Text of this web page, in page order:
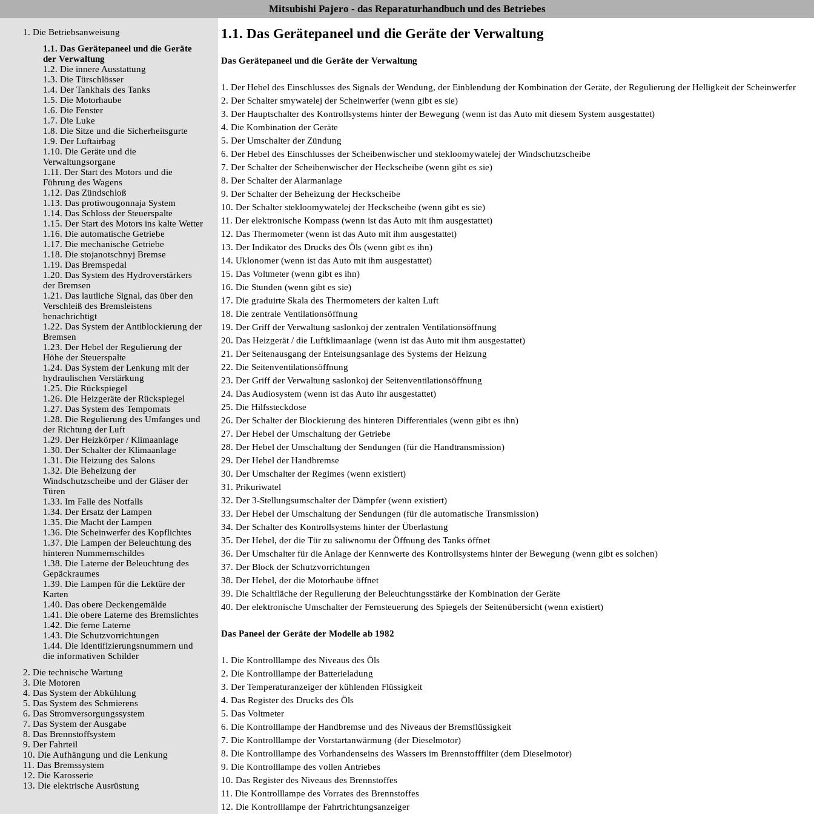
Mitsubishi Pajero - das Reparaturhandbuch und des Betriebes
1. Die Betriebsanweisung
1.1. Das Gerätepaneel und die Geräte
der Verwaltung
1.2. Die innere Ausstattung
1.3. Die Türschlösser
1.4. Der Tankhals des Tanks
1.5. Die Motorhaube
1.6. Die Fenster
1.7. Die Luke
1.8. Die Sitze und die Sicherheitsgurte
1.9. Der Luftairbag
1.10. Die Geräte und die
Verwaltungsorgane
1.11. Der Start des Motors und die
Führung des Wagens
1.12. Das Zündschloß
1.13. Das protiwougonnaja System
1.14. Das Schloss der Steuerspalte
1.15. Der Start des Motors ins kalte Wetter
1.16. Die automatische Getriebe
1.17. Die mechanische Getriebe
1.18. Die stojanotschnyj Bremse
1.19. Das Bremspedal
1.20. Das System des Hydroverstärkers
der Bremsen
1.21. Das lautliche Signal, das über den
Verschleiß des Bremsleistens
benachrichtigt
1.22. Das System der Antiblockierung der
Bremsen
1.23. Der Hebel der Regulierung der
Höhe der Steuerspalte
1.24. Das System der Lenkung mit der
hydraulischen Verstärkung
1.25. Die Rückspiegel
1.26. Die Heizgeräte der Rückspiegel
1.27. Das System des Tempomats
1.28. Die Regulierung des Umfanges und
der Richtung der Luft
1.29. Der Heizkörper / Klimaanlage
1.30. Der Schalter der Klimaanlage
1.31. Die Heizung des Salons
1.32. Die Beheizung der
Windschutzscheibe und der Gläser der
Türen
1.33. Im Falle des Notfalls
1.34. Der Ersatz der Lampen
1.35. Die Macht der Lampen
1.36. Die Scheinwerfer des Kopflichtes
1.37. Die Lampen der Beleuchtung des
hinteren Nummernschildes
1.38. Die Laterne der Beleuchtung des
Gepäckraumes
1.39. Die Lampen für die Lektüre der
Karten
1.40. Das obere Deckengemälde
1.41. Die obere Laterne des Bremslichtes
1.42. Die ferne Laterne
1.43. Die Schutzvorrichtungen
1.44. Die Identifizierungsnummern und
die informativen Schilder
2. Die technische Wartung
3. Die Motoren
4. Das System der Abkühlung
5. Das System des Schmierens
6. Das Stromversorgungssystem
7. Das System der Ausgabe
8. Das Brennstoffsystem
9. Der Fahrteil
10. Die Aufhängung und die Lenkung
11. Das Bremssystem
12. Die Karosserie
13. Die elektrische Ausrüstung
1.1. Das Gerätepaneel und die Geräte der Verwaltung
Das Gerätepaneel und die Geräte der Verwaltung
1. Der Hebel des Einschlusses des Signals der Wendung, der Einblendung der Kombination der Geräte, der Regulierung der Helligkeit der Scheinwerfer
2. Der Schalter smywatelej der Scheinwerfer (wenn gibt es sie)
3. Der Hauptschalter des Kontrollsystems hinter der Bewegung (wenn ist das Auto mit diesem System ausgestattet)
4. Die Kombination der Geräte
5. Der Umschalter der Zündung
6. Der Hebel des Einschlusses der Scheibenwischer und stekloomywatelej der Windschutzscheibe
7. Der Schalter der Scheibenwischer der Heckscheibe (wenn gibt es sie)
8. Der Schalter der Alarmanlage
9. Der Schalter der Beheizung der Heckscheibe
10. Der Schalter stekloomywatelej der Heckscheibe (wenn gibt es sie)
11. Der elektronische Kompass (wenn ist das Auto mit ihm ausgestattet)
12. Das Thermometer (wenn ist das Auto mit ihm ausgestattet)
13. Der Indikator des Drucks des Öls (wenn gibt es ihn)
14. Uklonomer (wenn ist das Auto mit ihm ausgestattet)
15. Das Voltmeter (wenn gibt es ihn)
16. Die Stunden (wenn gibt es sie)
17. Die graduirte Skala des Thermometers der kalten Luft
18. Die zentrale Ventilationsöffnung
19. Der Griff der Verwaltung saslonkoj der zentralen Ventilationsöffnung
20. Das Heizgerät / die Luftklimaanlage (wenn ist das Auto mit ihm ausgestattet)
21. Der Seitenausgang der Enteisungsanlage des Systems der Heizung
22. Die Seitenventilationsöffnung
23. Der Griff der Verwaltung saslonkoj der Seitenventilationsöffnung
24. Das Audiosystem (wenn ist das Auto ihr ausgestattet)
25. Die Hilfssteckdose
26. Der Schalter der Blockierung des hinteren Differentiales (wenn gibt es ihn)
27. Der Hebel der Umschaltung der Getriebe
28. Der Hebel der Umschaltung der Sendungen (für die Handtransmission)
29. Der Hebel der Handbremse
30. Der Umschalter der Regimes (wenn existiert)
31. Prikuriwatel
32. Der 3-Stellungsumschalter der Dämpfer (wenn existiert)
33. Der Hebel der Umschaltung der Sendungen (für die automatische Transmission)
34. Der Schalter des Kontrollsystems hinter der Überlastung
35. Der Hebel, der die Tür zu saliwnomu der Öffnung des Tanks öffnet
36. Der Umschalter für die Anlage der Kennwerte des Kontrollsystems hinter der Bewegung (wenn gibt es solchen)
37. Der Block der Schutzvorrichtungen
38. Der Hebel, der die Motorhaube öffnet
39. Die Schaltfläche der Regulierung der Beleuchtungsstärke der Kombination der Geräte
40. Der elektronische Umschalter der Fernsteuerung des Spiegels der Seitenübersicht (wenn existiert)
Das Paneel der Geräte der Modelle ab 1982
1. Die Kontrolllampe des Niveaus des Öls
2. Die Kontrolllampe der Batterieladung
3. Der Temperaturanzeiger der kühlenden Flüssigkeit
4. Das Register des Drucks des Öls
5. Das Voltmeter
6. Die Kontrolllampe der Handbremse und des Niveaus der Bremsflüssigkeit
7. Die Kontrolllampe der Vorstartanwärmung (der Dieselmotor)
8. Die Kontrolllampe des Vorhandenseins des Wassers im Brennstofffilter (dem Dieselmotor)
9. Die Kontrolllampe des vollen Antriebes
10. Das Register des Niveaus des Brennstoffes
11. Die Kontrolllampe des Vorrates des Brennstoffes
12. Die Kontrolllampe der Fahrtrichtungsanzeiger